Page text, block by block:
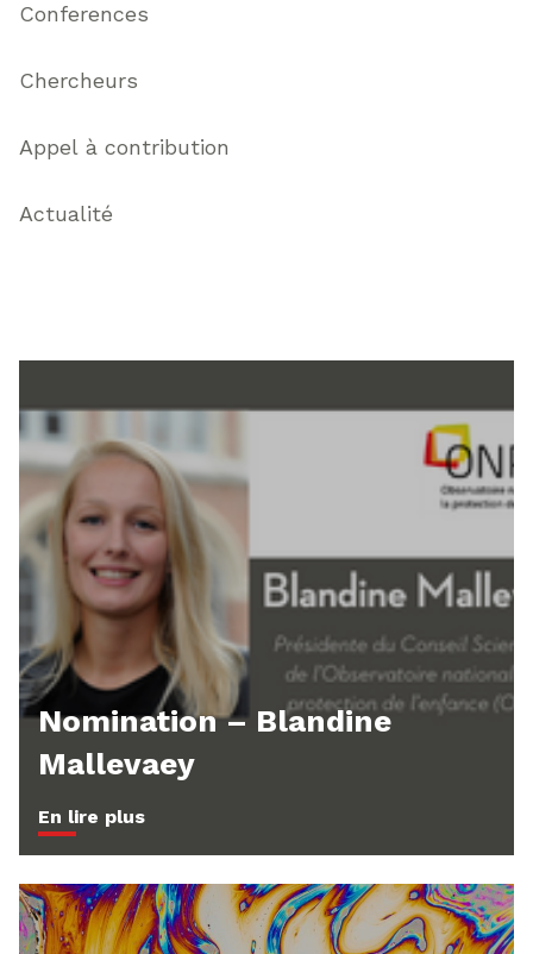
Conferences
Chercheurs
Appel à contribution
Actualité
Nomination – Blandine
Mallevaey
En lire plus